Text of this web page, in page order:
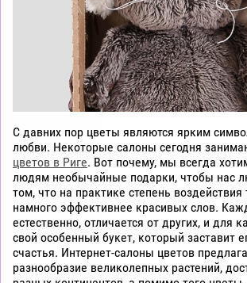
С давних пор цветы являются ярким
любви. Некоторые салоны сегодня
цветов в Риге. Вот почему, мы всегда
людям необычайные подарки, чтобы нас
том, что на практике степень воздействия
намного эффективнее красивых слов.
естественно, отличается от других, и для
свой особенный букет, который заставит
счастья. Интернет-салоны цветов
разнообразие великолепных растений,